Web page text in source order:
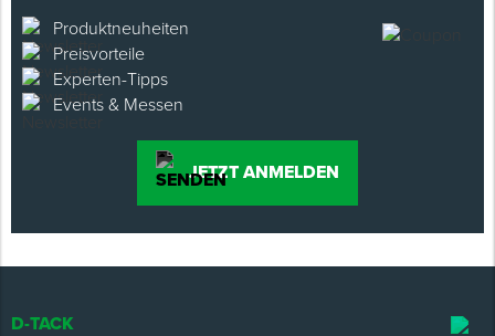
Produktneuheiten
Preisvorteile
Experten-Tipps
Events & Messen
JETZT ANMELDEN
D-TACK